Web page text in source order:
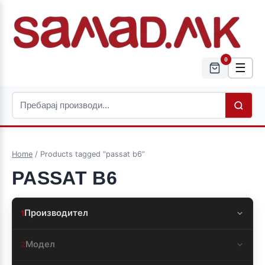
0
☰
Home / Products tagged “passat b6”
PASSAT B6
1Производител
2Модел